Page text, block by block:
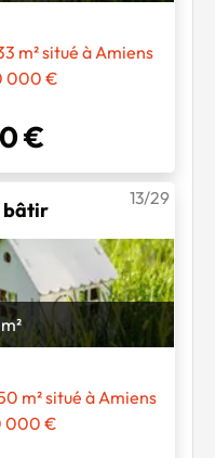
m² situé à Amiens
000 €
€
bâtir
13/29
m²
m² situé à Amiens
000 €